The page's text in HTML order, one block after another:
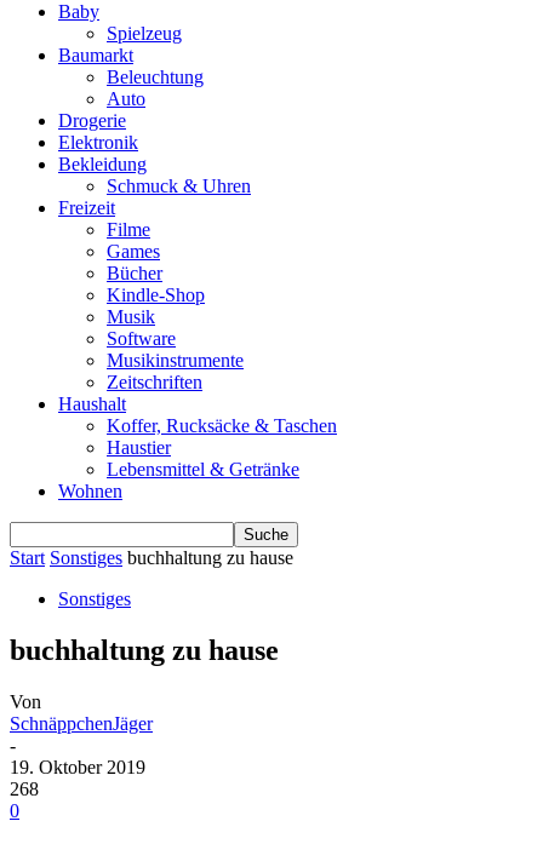
Baby
Spielzeug
Baumarkt
Beleuchtung
Auto
Drogerie
Elektronik
Bekleidung
Schmuck & Uhren
Freizeit
Filme
Games
Bücher
Kindle-Shop
Musik
Software
Musikinstrumente
Zeitschriften
Haushalt
Koffer, Rucksäcke & Taschen
Haustier
Lebensmittel & Getränke
Wohnen
Start Sonstiges buchhaltung zu hause
Sonstiges
buchhaltung zu hause
Von
SchnäppchenJäger
-
19. Oktober 2019
268
0